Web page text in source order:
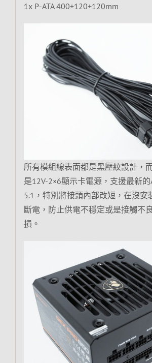
1x P-ATA 400+120+120mm
所有模組線表面都是黑壓紋設計，
是12V-2×6顯示卡電源，支援最新的
5.1，特別將接頭內部改短，在沒安
斷電，防止供電不穩定或是接觸不
損。